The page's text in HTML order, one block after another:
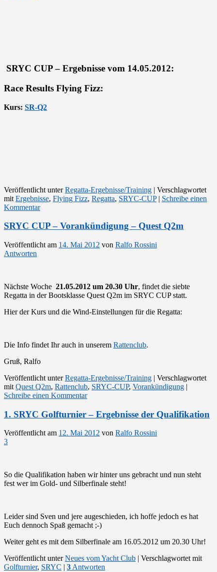
SRYC CUP – Ergebnisse vom 14.05.2012:
Race Results Flying Fizz:
Kurs: SR-Q2
Veröffentlicht unter Regatta-Ergebnisse/Training | Verschlagwortet
mit Ergebnisse, Flying Fizz, Regatta, SRYC-CUP | Schreibe einen
Kommentar
SRYC CUP – Vorankündigung – Quest Q2m
Veröffentlicht am 14. Mai 2012 von Ralfo Rossini
Antworten
Nächste Woche 21.05.2012 um 20.30 Uhr, findet die siebte
Regatta in der Bootsklasse Quest Q2m im SRYC CUP statt.
Hier der Kurs und die Wind-Einstellungen für die Regatta:
Die Info findet Ihr auch in unserem Rattenclub.
Gruß, Ralfo
Veröffentlicht unter Regatta-Ergebnisse/Training | Verschlagwortet
mit Quest Q2m, Rattenclub, SRYC-CUP, Vorankündigung |
Schreibe einen Kommentar
1. SRYC Golfturnier – Ergebnisse der Qualifikation
Veröffentlicht am 12. Mai 2012 von Ralfo Rossini
3
So die Qualifikation haben wir hinter uns gebracht und nun steht
fest wer im Gold- und Silberfinale steht!
Leider sind Sven und jere augeschieden, ich hoffe jedoch es hat
Euch dennoch Spaß gemacht ;-)
Weiter geht es mit dem Silberfinale am 16.05.2012 um 20.30 Uhr!
Veröffentlicht unter Neues vom Yacht Club | Verschlagwortet mit
Golfturnier, SRYC | 3Antworten